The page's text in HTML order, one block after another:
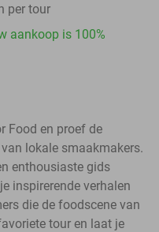
per tour
aankoop is 100%
Food en proef de
lokale smaakmakers.
enthousiaste gids
inspirerende verhalen
die de foodscene van
tour en laat je